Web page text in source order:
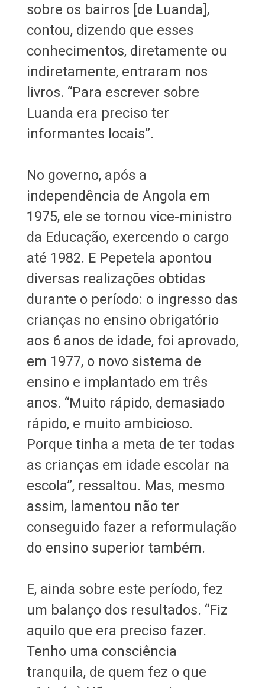
sobre os bairros [de Luanda],
contou, dizendo que esses
conhecimentos, diretamente ou
indiretamente, entraram nos
livros. “Para escrever sobre
Luanda era preciso ter
informantes locais”.
No governo, após a
independência de Angola em
1975, ele se tornou vice-ministro
da Educação, exercendo o cargo
até 1982. E Pepetela apontou
diversas realizações obtidas
durante o período: o ingresso das
crianças no ensino obrigatório
aos 6 anos de idade, foi aprovado,
em 1977, o novo sistema de
ensino e implantado em três
anos. “Muito rápido, demasiado
rápido, e muito ambicioso.
Porque tinha a meta de ter todas
as crianças em idade escolar na
escola”, ressaltou. Mas, mesmo
assim, lamentou não ter
conseguido fazer a reformulação
do ensino superior também.
E, ainda sobre este período, fez
um balanço dos resultados. “Fiz
aquilo que era preciso fazer.
Tenho uma consciência
tranquila, de quem fez o que